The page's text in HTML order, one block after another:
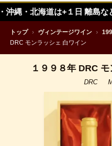
は+１日 離島などは更に+ と
トップ › ヴィンテージワイン ›
DRC モンラッシェ 白ワイン
１９９８年 DRC
DRC